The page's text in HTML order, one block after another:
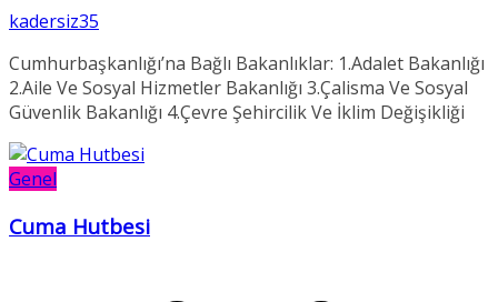
kadersiz35
Cumhurbaşkanlığı’na Bağlı Bakanlıklar: 1.Adalet Bakanlığı
2.Aile Ve Sosyal Hizmetler Bakanlığı 3.Çalisma Ve Sosyal
Güvenlik Bakanlığı 4.Çevre Şehircilik Ve İklim Değişikliği
Genel
Cuma Hutbesi